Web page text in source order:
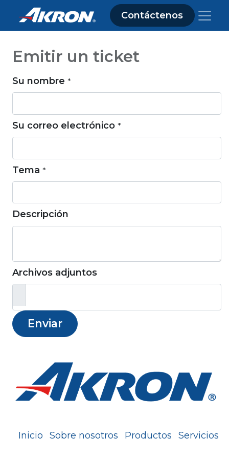
Contáctenos
Emitir un ticket
Su nombre *
Su correo electrónico *
Tema *
Descripción
Archivos adjuntos
Enviar
Inicio Sobre nosotros Productos Servicios